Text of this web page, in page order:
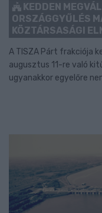
KEDDEN
ORSZÁGGYŰLÉS
KÖZTÁRSASÁGI
A TISZA Párt frakciója
augusztus 11-re való
ugyanakkor egyelőre